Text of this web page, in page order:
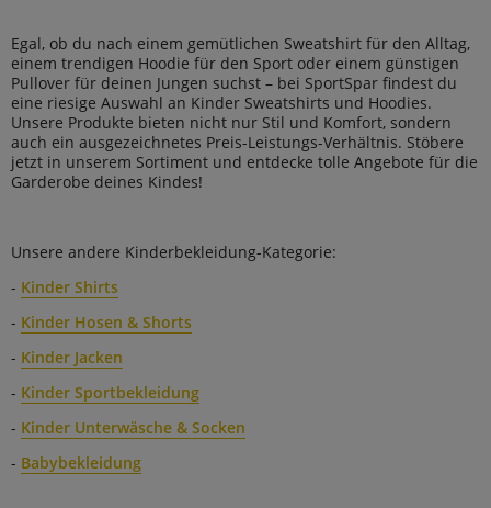
Egal, ob du nach einem gemütlichen Sweatshirt für den Alltag,
einem trendigen Hoodie für den Sport oder einem günstigen
Pullover für deinen Jungen suchst – bei SportSpar findest du
eine riesige Auswahl an Kinder Sweatshirts und Hoodies.
Unsere Produkte bieten nicht nur Stil und Komfort, sondern
auch ein ausgezeichnetes Preis-Leistungs-Verhältnis. Stöbere
jetzt in unserem Sortiment und entdecke tolle Angebote für die
Garderobe deines Kindes!
Unsere andere Kinderbekleidung-Kategorie:
- Kinder Shirts
- Kinder Hosen & Shorts
- Kinder Jacken
- Kinder Sportbekleidung
- Kinder Unterwäsche & Socken
- Babybekleidung